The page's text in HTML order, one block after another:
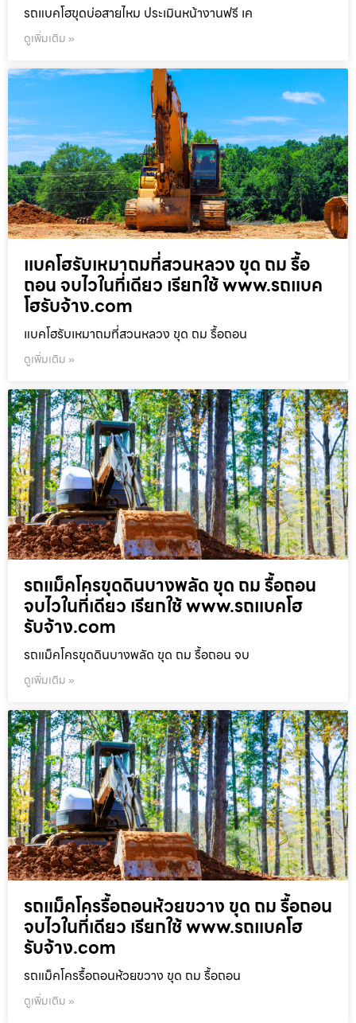
รถแบคโฮขุดบ่อสายไหม ประเมินหน้างานฟรี เค
ดูเพิ่มเติม »
แบคโฮรับเหมาถมที่สวนหลวง ขุด ถม รื้อ
ถอน จบไวในที่เดียว เรียกใช้ www.รถแบค
โฮรับจ้าง.com
แบคโฮรับเหมาถมที่สวนหลวง ขุด ถม รื้อถอน
ดูเพิ่มเติม »
รถแม็คโครขุดดินบางพลัด ขุด ถม รื้อถอน
จบไวในที่เดียว เรียกใช้ www.รถแบคโฮ
รับจ้าง.com
รถแม็คโครขุดดินบางพลัด ขุด ถม รื้อถอน จบ
ดูเพิ่มเติม »
รถแม็คโครรื้อถอนห้วยขวาง ขุด ถม รื้อถอน
จบไวในที่เดียว เรียกใช้ www.รถแบคโฮ
รับจ้าง.com
รถแม็คโครรื้อถอนห้วยขวาง ขุด ถม รื้อถอน
ดูเพิ่มเติม »